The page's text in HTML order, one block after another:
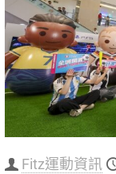
Fitz運動資訊